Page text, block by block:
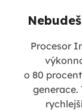
Procesor
o 80
generace.